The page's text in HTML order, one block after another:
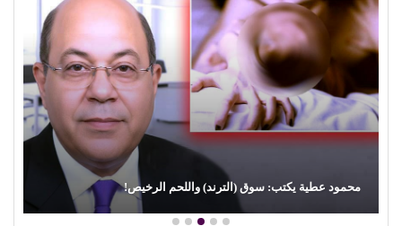
(لطيفة) تكتب فصلًا جديدًا من النجاح.. (شبهي بالمللي) تتربع على
عرش (أنغامي)